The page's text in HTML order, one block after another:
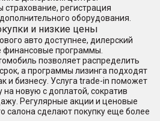
регистрация
оборудования.
и низкие цены
авто доступнее, дилерский
финансовые программы.
позволяет распределить
а программы лизинга подходят
и бизнесу. Услуга trade-in поможет
новую с доплатой, сократив
Регулярные акции и ценовые
салона сделают покупку еще более